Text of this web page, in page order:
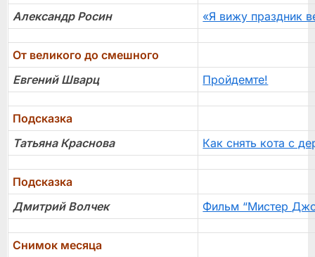
Александр Росин
«Я вижу праздник
От великого до смешного
Евгений Шварц
Пройдемте!
Подсказка
Татьянa Красновa
Как снять кота с
Подсказка
Дмитрий Волчек
Фильм “Мистер
Снимок месяца